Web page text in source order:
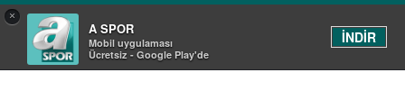
×
A SPOR
Mobil uygulaması
Ücretsiz - Google Play'de
İNDİR